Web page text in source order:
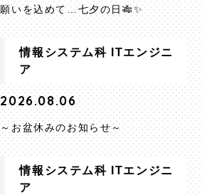
願いを込めて…七夕の日🎋✨
情報システム科 ITエンジニ
ア
2026.08.06
～お盆休みのお知らせ～
情報システム科 ITエンジニ
ア